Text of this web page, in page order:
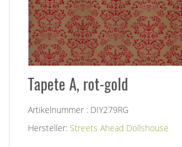
Tapete A, rot-gold
Artikelnummer : DIY279RG
Hersteller: Streets Ahead Dollshouse